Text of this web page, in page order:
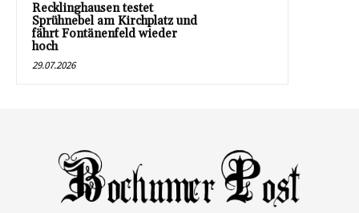
Recklinghausen testet
Sprühnebel am Kirchplatz und
fährt Fontänenfeld wieder
hoch
29.07.2026